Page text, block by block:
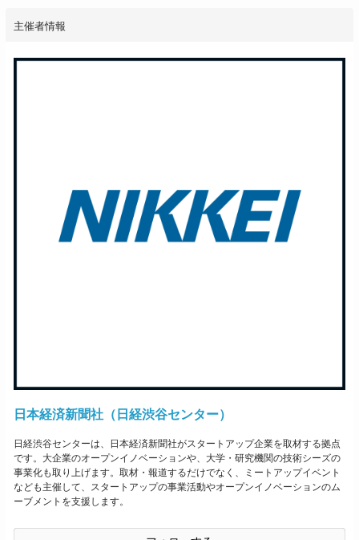
主催者情報
日本経済新聞社（日経渋谷センター）
日経渋谷センターは、日本経済新聞社がスタートアップ企業を取材する拠点
です。大企業のオープンイノベーションや、大学・研究機関の技術シーズの
事業化も取り上げます。取材・報道するだけでなく、ミートアップイベント
なども主催して、スタートアップの事業活動やオープンイノベーションのム
ーブメントを支援します。